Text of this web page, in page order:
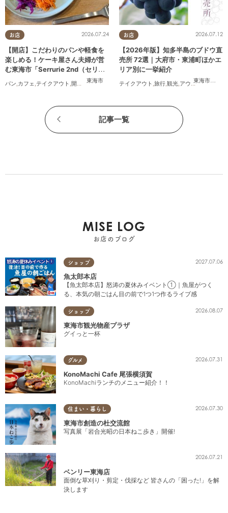
お店
東海市
2026.07.24
【開店】こだわりのパンや軽食を
楽しめる！ケーキ屋さん夫婦が営
む東海市「Serrurie 2nd（セリュ
リエ セカンド）」6/29(月)テスト
オープン
パン カフェ テイクアウト 開店 専門店, まちネタ,親子,夫婦, 家族,カップル,おひとりさま
お店
東海市
,大府
2026.07.12
【2026年版】知多半島のブドウ直
売所 72選｜大府市・東浦町ほかエ
リア別に一挙紹介
テイクアウト 旅行 観光 アウトドア , まちネ
記事一覧
MISE LOG
お店のブログ
ショップ 2027.07.06
魚太郎本店
【魚太郎本店】怒涛の夏休みイベント①｜魚屋がつく
る、本気の朝ごはん目の前で1つ1つ作るライブ感
ショップ 2026.08.07
東海市観光物産プラザ
グイっと一杯
グルメ 2026.07.31
KonoMachi Cafe 尾張横須賀
KonoMachiランチのメニュー紹介！！
住まい・暮らし 2026.07.30
東海市創造の杜交流館
写真展「岩合光昭の日本ねこ歩き」開催!
2026.07.21
ベンリー東海店
面倒な草刈り・剪定・伐採など 皆さんの「困った!」を解
決します